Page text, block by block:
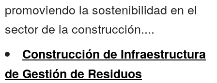
promoviendo la sostenibilidad en el
sector de la construcción....
Construcción de Infraestructura
de Gestión de Residuos